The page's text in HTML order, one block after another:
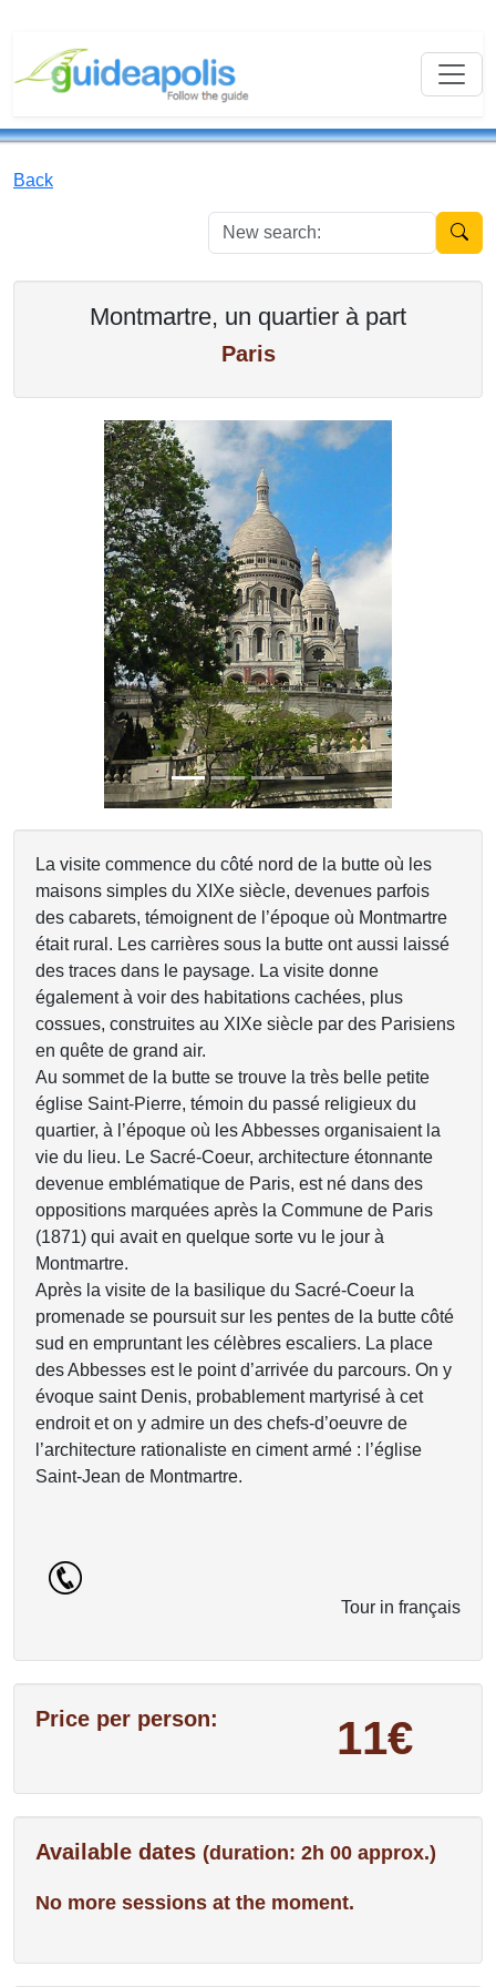
Back
New
Montmartre, un quartier à part
Paris
Previous
La visite commence du côté nord de la butte où les
maisons simples du XIXe siècle, devenues parfois
des cabarets, témoignent de l’époque où Montmartre
était rural. Les carrières sous la butte ont aussi laissé
des traces dans le paysage. La visite donne
également à voir des habitations cachées, plus
cossues, construites au XIXe siècle par des Parisiens
en quête de grand air.
Au sommet de la butte se trouve la très belle petite
église Saint-Pierre, témoin du passé religieux du
quartier, à l’époque où les Abbesses organisaient la
vie du lieu. Le Sacré-Coeur, architecture étonnante
devenue emblématique de Paris, est né dans des
oppositions marquées après la Commune de Paris
(1871) qui avait en quelque sorte vu le jour à
Montmartre.
Après la visite de la basilique du Sacré-Coeur la
promenade se poursuit sur les pentes de la butte côté
sud en empruntant les célèbres escaliers. La place
des Abbesses est le point d’arrivée du parcours. On y
évoque saint Denis, probablement martyrisé à cet
endroit et on y admire un des chefs-d’oeuvre de
l’architecture rationaliste en ciment armé : l’église
Saint-Jean de Montmartre.
Tour in français
Price per person: 11€
Available dates (duration: 2h 00 approx.)
No more sessions at the moment.